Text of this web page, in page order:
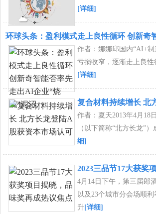
[详细]
环球头条：盈利模式走上良性循环 创新奇
作者：娜娜邱国内“AI+
亏损收窄，逐渐走上良
[详细]
复合材料持续增长 北
作者：夏天2013年4月18
（以下简称“北方长龙”
细]
2023三品节17大获奖
4月14日下午，第三届郎
以及23个城市分会场顺
升[详细]